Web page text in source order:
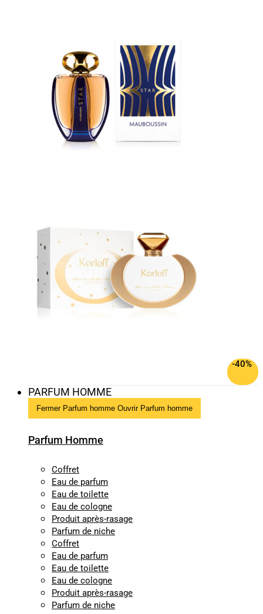
-40%
PARFUM HOMME
Fermer Parfum homme Ouvrir Parfum homme
Parfum Homme
Coffret
Eau de parfum
Eau de toilette
Eau de cologne
Produit après-rasage
Parfum de niche
Coffret
Eau de parfum
Eau de toilette
Eau de cologne
Produit après-rasage
Parfum de niche